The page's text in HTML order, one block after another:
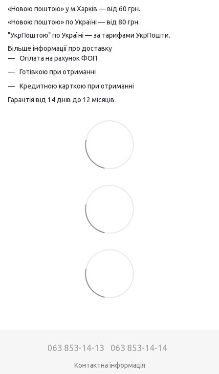
«Новою поштою» у м.Харків — від 60 грн.
«Новою поштою» по Україні — від 80 грн.
"УкрПоштою" по Україні — за тарифами УкрПошти.
Більше інформації про доставку
Оплата на рахунок ФОП
Готівкою при отриманні
Кредитною карткою при отриманні
Гарантія від 14 днів до 12 місяців.
063 853-14-13 063 853-14-14
Контактна інформація